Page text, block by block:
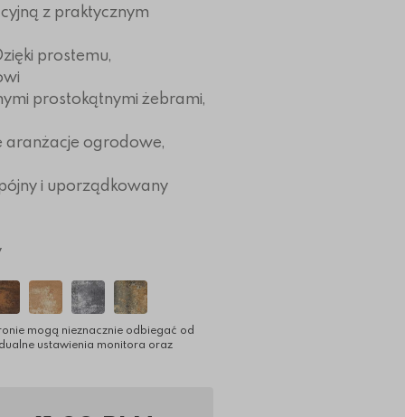
z praktycznym
prostemu,
prostokątnymi żebrami,
aranżacje ogrodowe,
i uporządkowany
mogą nieznacznie odbiegać od
ustawienia monitora oraz